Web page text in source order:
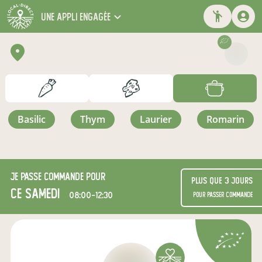
une appli engagée
basilic thym laurier romarin
Je passe commande pour
ce samedi 08:00-12:30
Plus que 3 jours
pour passer commande